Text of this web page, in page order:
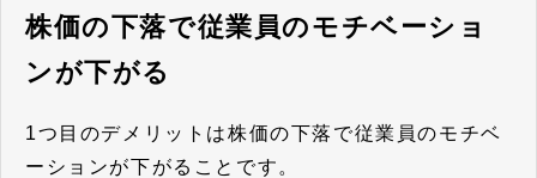
株価の下落で従業員のモチベーショ
ンが下がる
1つ目のデメリットは株価の下落で従業員のモチベ
ーションが下がることです。